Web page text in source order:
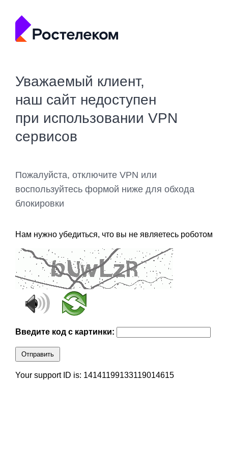
Уважаемый клиент,
наш сайт недоступен
при использовании VPN
сервисов
Пожалуйста, отключите VPN или
воспользуйтесь формой ниже для обхода
блокировки
Нам нужно убедиться, что вы не являетесь роботом
Введите код с картинки:
Отправить
Your support ID is: 14141199133119014615